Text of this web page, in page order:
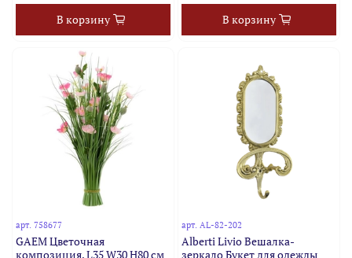
В корзину В корзину
арт.758677
GAEM Цветочная
композиция, L35 W30 H80 см
арт. AL-82-202
Alberti Livio Вешалка-
зеркало Букет для одежды